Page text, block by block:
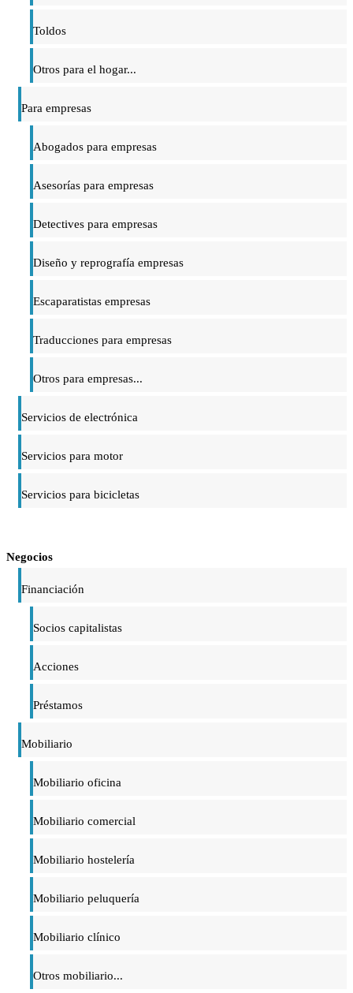
Toldos
Otros para el hogar...
Para empresas
Abogados para empresas
Asesorías para empresas
Detectives para empresas
Diseño y reprografía empresas
Escaparatistas empresas
Traducciones para empresas
Otros para empresas...
Servicios de electrónica
Servicios para motor
Servicios para bicicletas
Negocios
Financiación
Socios capitalistas
Acciones
Préstamos
Mobiliario
Mobiliario oficina
Mobiliario comercial
Mobiliario hostelería
Mobiliario peluquería
Mobiliario clínico
Otros mobiliario...